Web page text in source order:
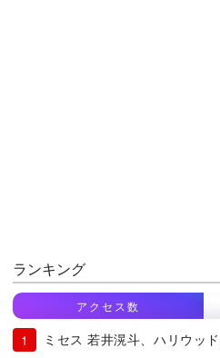
ランキング
アクセス数
ミセス 若井滉斗、ハリウッ